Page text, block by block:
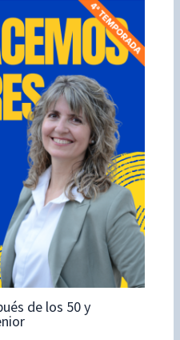
de los 50 y